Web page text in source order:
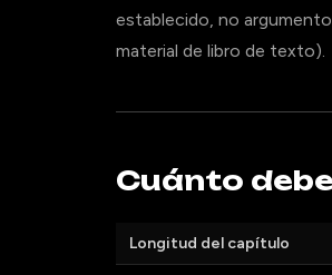
establecido, no
material de libro de texto).
Cuánto
Longitud del capítulo